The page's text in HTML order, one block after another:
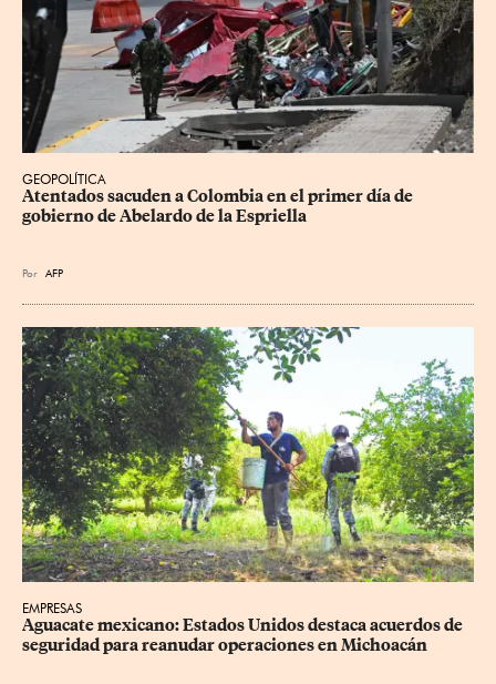
GEOPOLÍTICA
Atentados sacuden a Colombia en el primer día de
gobierno de Abelardo de la Espriella
Por AFP
EMPRESAS
Aguacate mexicano: Estados Unidos destaca acuerdos de
seguridad para reanudar operaciones en Michoacán